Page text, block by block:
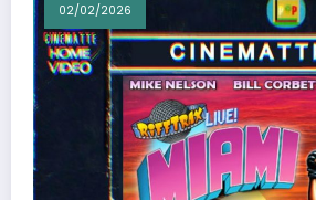
02/02/2026